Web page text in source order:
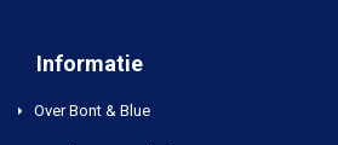
Informatie
Over Bont & Blue